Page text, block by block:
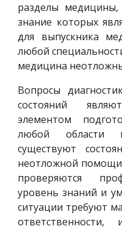
разделы медицины,
знание которых
для выпускника
любой
медицина
Вопросы
состояний
элементом
любой области
существуют
неотложной
проверяются
уровень знаний и
ситуации требуют